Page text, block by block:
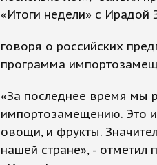
«Итоги недели» с Ирадой
говоря о российских
программа
«За последнее время мы
импортозамещению. Это
овощи, и фрукты.
нашей стране», - отметил